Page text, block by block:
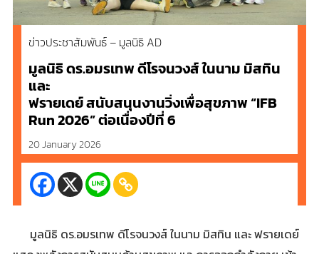
ข่าวประชาสัมพันธ์ – มูลนิธิ AD
มูลนิธิ ดร.อมรเทพ ดีโรจนวงส์ ในนาม มิสทิน
และ
ฟรายเดย์ สนับสนุนงานวิ่งเพื่อสุขภาพ “IFB
Run 2026” ต่อเนื่องปีที่ 6
20 January 2026
มูลนิธิ ดร.อมรเทพ ดีโรจนวงส์ ในนาม มิสทิน และ ฟรายเดย์